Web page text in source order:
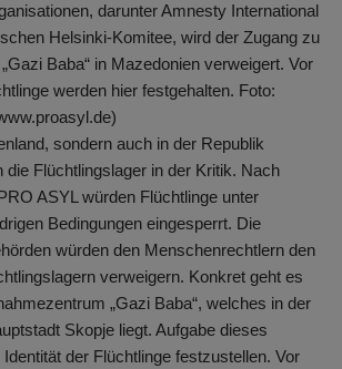
darunter Amnesty International
Helsinki-Komitee, wird der Zugang zu
Baba“ in Mazedonien verweigert. Vor
werden hier festgehalten. Foto:
sondern auch in der Republik
die Flüchtlingslager in der Kritik. Nach
ASYL würden Flüchtlinge unter
Bedingungen eingesperrt. Die
würden den Menschenrechtlern den
verweigern. Konkret geht es
„Gazi Baba“, welches in der
Skopje liegt. Aufgabe dieses
der Flüchtlinge festzustellen. Vor